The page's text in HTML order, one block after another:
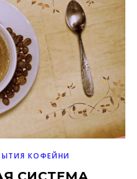
КОФЕЙНИ